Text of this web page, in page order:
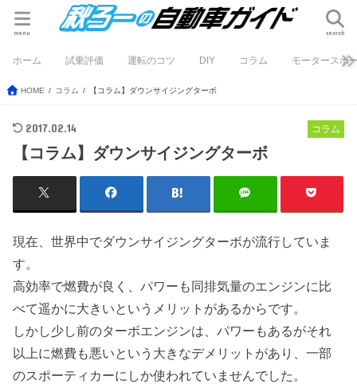
search
menu
ホーム 試乗評価 運転のコツ DIY コラム モータースポ
HOME コラム 【コラム】ダウンサイジングターボ
コラム
2017.02.14
【コラム】ダウンサイジングターボ
現在、世界中でダウンサイジングターボが流行していま
す。
高効率で燃費が良く、パワーも同排気量のエンジンに比
べて遥かに大きいというメリットがあるからです。
しかし少し前のターボエンジンは、パワーもあるがそれ
以上に燃費も悪いという大きなデメリットがあり、一部
のスポーティカーにしか使われていませんでした。